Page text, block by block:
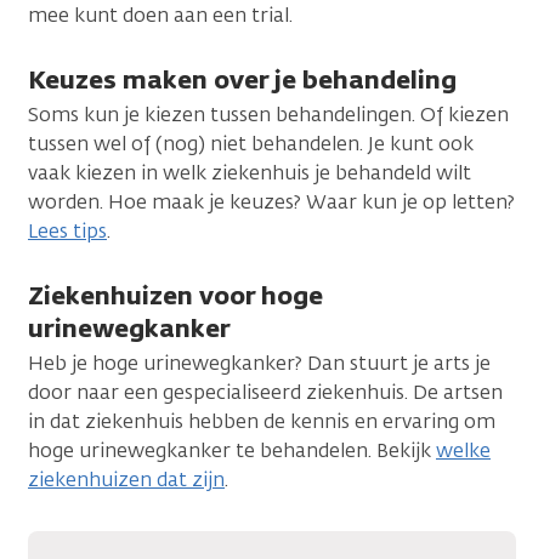
mee kunt doen aan een trial.
Keuzes maken over je behandeling
Soms kun je kiezen tussen behandelingen. Of kiezen
tussen wel of (nog) niet behandelen. Je kunt ook
vaak kiezen in welk ziekenhuis je behandeld wilt
worden. Hoe maak je keuzes? Waar kun je op letten?
Lees tips.
Ziekenhuizen voor hoge
urinewegkanker
Heb je hoge urinewegkanker? Dan stuurt je arts je
door naar een gespecialiseerd ziekenhuis. De artsen
in dat ziekenhuis hebben de kennis en ervaring om
hoge urinewegkanker te behandelen. Bekijkwelke
ziekenhuizen dat zijn.